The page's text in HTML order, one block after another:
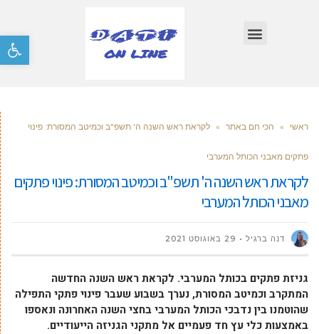
פתח
ראשי » הכי חם באתר » לקראת ראש השנה ה' תשפ"ב וכמיטב המסורת: פינוי
פתקים מאבני הכותל המערבי
לקראת ראש השנה ה' תשפ"ב וכמיטב המסורת: פינוי פתקים
מאבני הכותל המערבי
דנה ברגיל 29 באוגוסט 2021
גניזת פתקים בכותל המערבי. לקראת ראש השנה החדשה
המתקרב וכמיטב המסורת, נערך בשבוע שעבר פינוי פתקי התפילה
שהוטמנו בין נדבכי הכותל המערבי בחצי השנה האחרונה ונאספו
באמצעות כלי עץ חד פעמיים אל מתקני הגניזה הייעודיים.